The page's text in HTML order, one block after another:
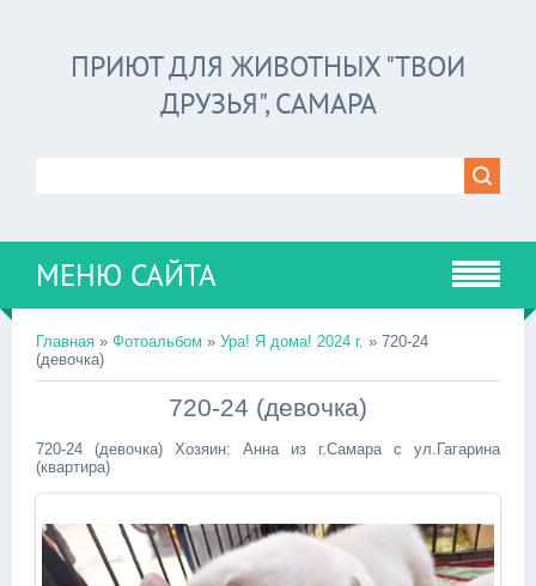
ПРИЮТ ДЛЯ ЖИВОТНЫХ "ТВОИ
ДРУЗЬЯ", САМАРА
МЕНЮ САЙТА
Главная » Фотоальбом » Ура! Я дома! 2024 г. » 720-24
(девочка)
720-24 (девочка)
720-24 (девочка) Хозяин: Анна из г.Самара с ул.Гагарина
(квартира)